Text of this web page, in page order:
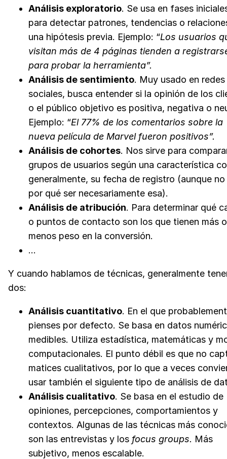
Análisis exploratorio. Se usa en fases
para detectar patrones, tendencias o
una hipótesis previa. Ejemplo: “Los usuarios
visitan más de 4 páginas tienden a
para probar la herramienta”.
Análisis de sentimiento. Muy usado en redes
sociales, busca entender si la opinión de los
o el público objetivo es positiva, negativa o
Ejemplo: “El 77% de los comentarios sobre la
nueva película de Marvel fueron positivos”.
Análisis de cohortes. Nos sirve para
grupos de usuarios según una característica
generalmente, su fecha de registro (aunque
por qué ser necesariamente esa).
Análisis de atribución. Para determinar qué
o puntos de contacto son los que tienen más o
menos peso en la conversión.
…
Y cuando hablamos de técnicas, generalmente
dos:
Análisis cuantitativo. En el que
pienses por defecto. Se basa en datos
medibles. Utiliza estadística, matemáticas y
computacionales. El punto débil es que no
matices cualitativos, por lo que a veces
usar también el siguiente tipo de análisis de
Análisis cualitativo. Se basa en el estudio de
opiniones, percepciones, comportamientos y
contextos. Algunas de las técnicas más
son las entrevistas y los focus groups. Más
subjetivo, menos escalable.